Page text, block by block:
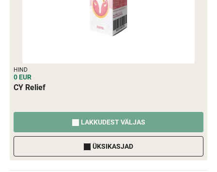
HIND
0 EUR
CY Relief
LAKKUDEST VÄLJAS
ÜKSIKASJAD